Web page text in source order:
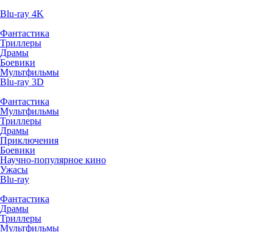
Blu-ray 4K
Фантастика
Триллеры
Драмы
Боевики
Мультфильмы
Blu-ray 3D
Фантастика
Мультфильмы
Триллеры
Драмы
Приключения
Боевики
Научно-популярное кино
Ужасы
Blu-ray
Фантастика
Драмы
Триллеры
Мультфильмы